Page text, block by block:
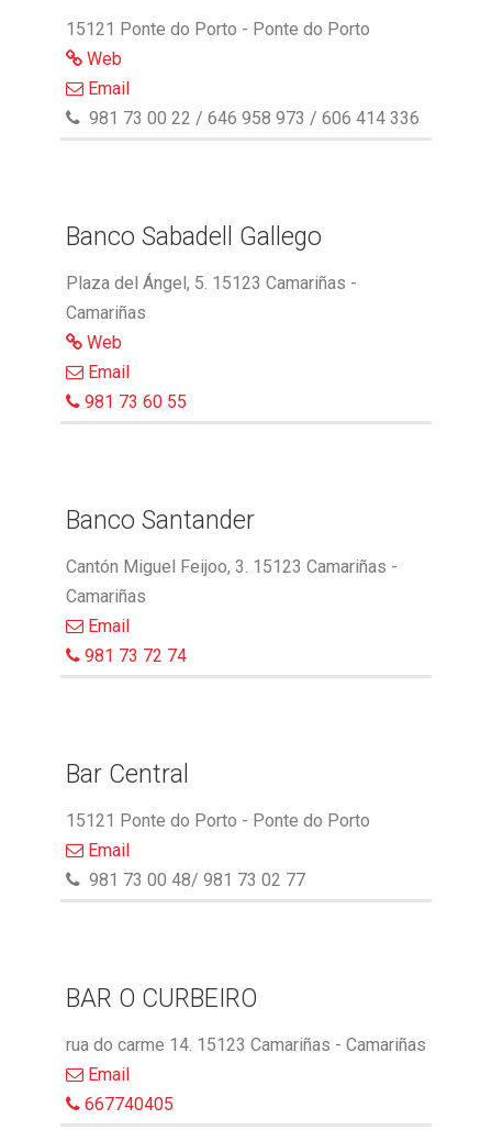
15121 Ponte do Porto - Ponte do Porto
Web
Email
981 73 00 22 / 646 958 973 / 606 414 336
Banco Sabadell Gallego
Plaza del Ángel, 5. 15123 Camariñas -
Camariñas
Web
Email
981 73 60 55
Banco Santander
Cantón Miguel Feijoo, 3. 15123 Camariñas -
Camariñas
Email
981 73 72 74
Bar Central
15121 Ponte do Porto - Ponte do Porto
Email
981 73 00 48/ 981 73 02 77
BAR O CURBEIRO
rua do carme 14. 15123 Camariñas - Camariñas
Email
667740405